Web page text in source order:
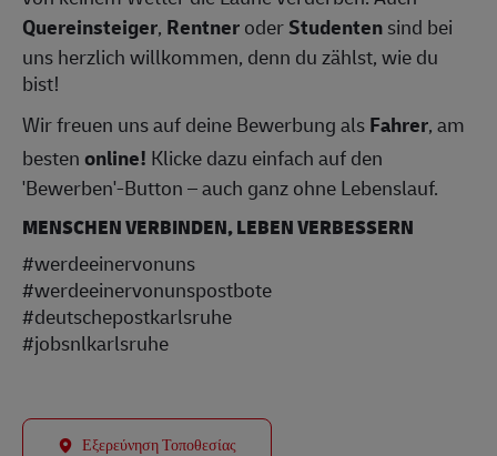
Quereinsteiger, RentneroderStudentensind bei
uns herzlich willkommen, denn du zählst, wie du
bist!
Wir freuen uns auf deine Bewerbung alsFahrer, am
bestenonline! Klicke dazu einfach auf den
'Bewerben'-Button – auch ganz ohne Lebenslauf.
MENSCHEN VERBINDEN, LEBEN VERBESSERN
#werdeeinervonuns
#werdeeinervonunspostbote
#deutschepostkarlsruhe
#jobsnlkarlsruhe
Εξερεύνηση Τοποθεσίας